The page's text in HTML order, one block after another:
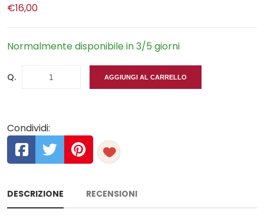
€16,00
Normalmente disponibile in 3/5 giorni
Q. AGGIUNGI AL CARRELLO
Condividi:
DESCRIZIONE RECENSIONI